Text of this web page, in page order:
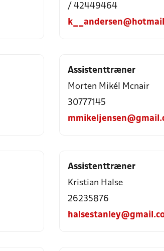
/ 42449464
Assistenttræner
Morten Mikél Mcnair
30777145
Assistenttræner
Kristian Halse
26235876